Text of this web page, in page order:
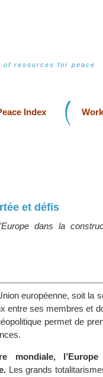
of resources for peace
Index
et défis
dans la
européenne, soit la
entre ses membres et
permet de
mondiale,
Les grands